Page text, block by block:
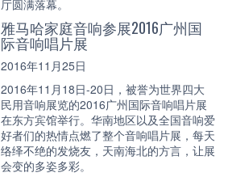
厅圆满落幕。
雅马哈家庭音响参展2016广州国
际音响唱片展
2016年11月25日
2016年11月18日-20日，被誉为世界四大
民用音响展览的2016广州国际音响唱片展
在东方宾馆举行。华南地区以及全国音响爱
好者们的热情点燃了整个音响唱片展，每天
络绎不绝的发烧友，天南海北的方言，让展
会变的多姿多彩。